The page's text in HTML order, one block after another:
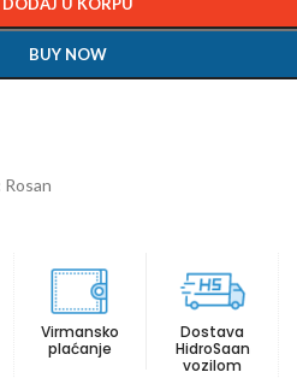
BUY NOW
Rosan
Virmansko
plaćanje
Dostava
HidroSaan
vozilom